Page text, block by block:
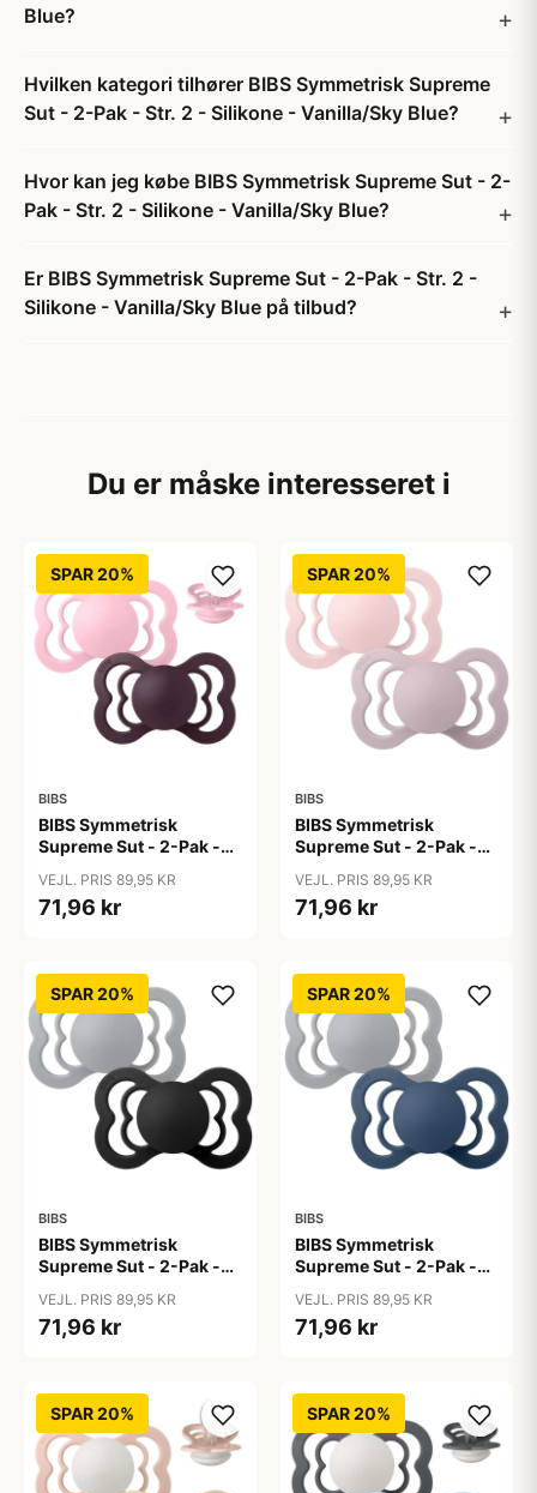
Blue?
Hvilken kategori tilhører BIBS Symmetrisk Supreme
Sut - 2-Pak - Str. 2 - Silikone - Vanilla/Sky Blue?
Hvor kan jeg købe BIBS Symmetrisk Supreme Sut - 2-
Pak - Str. 2 - Silikone - Vanilla/Sky Blue?
Er BIBS Symmetrisk Supreme Sut - 2-Pak - Str. 2 -
Silikone - Vanilla/Sky Blue på tilbud?
Du er måske interesseret i
SPAR 20%
BIBS
BIBS Symmetrisk
Supreme Sut - 2-Pak -
Pink/Plum
VEJL. PRIS 89,95 KR
71,96 kr
SPAR 20%
BIBS
BIBS Symmetrisk
Supreme Sut - 2-Pak -
Blossom/Dusky Lilac
VEJL. PRIS 89,95 KR
71,96 kr
SPAR 20%
BIBS
BIBS Symmetrisk
Supreme Sut - 2-Pak -
Cloud/Black
VEJL. PRIS 89,95 KR
71,96 kr
SPAR 20%
BIBS
BIBS Symmetrisk
Supreme Sut - 2-Pak -
Cloud/Steel Blue
VEJL. PRIS 89,95 KR
71,96 kr
SPAR 20% SPAR 20%